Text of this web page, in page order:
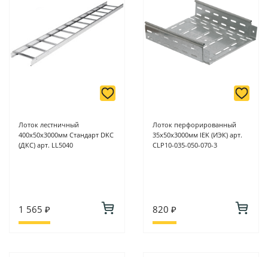
Лоток лестничный
400х50х3000мм Стандарт DKC
(ДКС) арт. LL5040
1 565 ₽
Лоток перфорированный
35х50х3000мм IEK (ИЭК) арт.
CLP10-035-050-070-3
820 ₽